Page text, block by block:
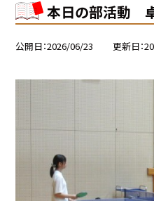
本日の部活動
公開日 2026/06/23 更新日